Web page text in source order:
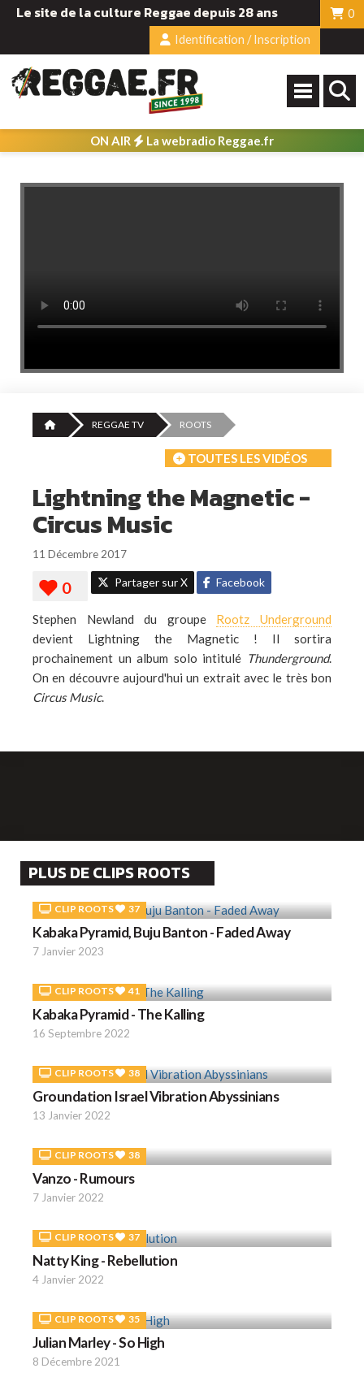
Le site de la culture Reggae depuis 28 ans
0
Identification / Inscription
ON AIR La webradio Reggae.fr
REGGAE TV ROOTS
TOUTES LES VIDÉOS
Lightning the Magnetic -
Circus Music
11 Décembre 2017
Partager sur X Facebook
Stephen Newland du groupe Rootz Underground
devient Lightning the Magnetic ! Il sortira
prochainement un album solo intitulé Thunderground.
On en découvre aujourd'hui un extrait avec le très bon
Circus Music.
PLUS DE CLIPS ROOTS
CLIP ROOTS 37
Kabaka Pyramid, Buju Banton - Faded Away
7 Janvier 2023
CLIP ROOTS 41
Kabaka Pyramid - The Kalling
16 Septembre 2022
CLIP ROOTS 38
Groundation Israel Vibration Abyssinians
13 Janvier 2022
CLIP ROOTS 38
Vanzo - Rumours
7 Janvier 2022
CLIP ROOTS 37
Natty King - Rebellution
4 Janvier 2022
CLIP ROOTS 35
Julian Marley - So High
8 Décembre 2021